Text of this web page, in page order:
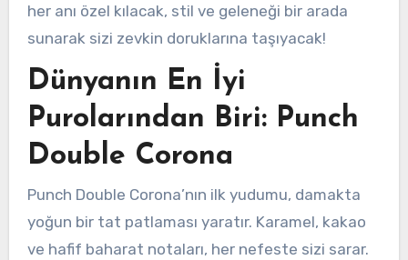
her anı özel kılacak, stil ve geleneği bir arada
sunarak sizi zevkin doruklarına taşıyacak!
Dünyanın En İyi
Purolarından Biri: Punch
Double Corona
Punch Double Corona’nın ilk yudumu, damakta
yoğun bir tat patlaması yaratır. Karamel, kakao
ve hafif baharat notaları, her nefeste sizi sarar.